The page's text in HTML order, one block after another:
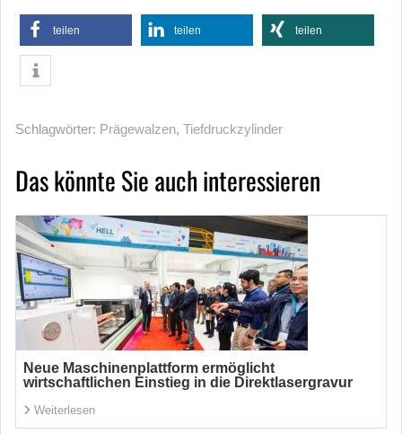
teilen teilen teilen
Schlagwörter: Prägewalzen, Tiefdruckzylinder
Das könnte Sie auch interessieren
Neue Maschinenplattform ermöglicht
wirtschaftlichen Einstieg in die Direktlasergravur
Weiterlesen